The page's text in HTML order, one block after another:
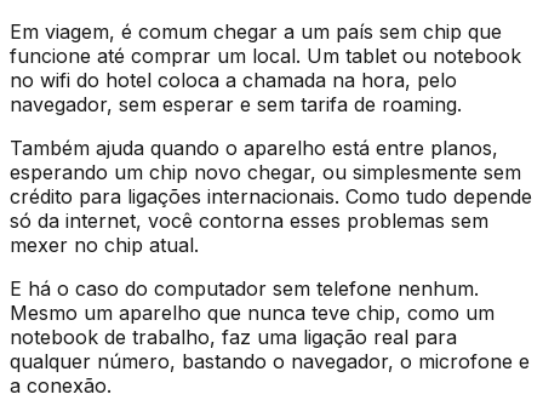
Em viagem, é comum chegar a um país sem chip que
funcione até comprar um local. Um tablet ou notebook
no wifi do hotel coloca a chamada na hora, pelo
navegador, sem esperar e sem tarifa de roaming.
Também ajuda quando o aparelho está entre planos,
esperando um chip novo chegar, ou simplesmente sem
crédito para ligações internacionais. Como tudo depende
só da internet, você contorna esses problemas sem
mexer no chip atual.
E há o caso do computador sem telefone nenhum.
Mesmo um aparelho que nunca teve chip, como um
notebook de trabalho, faz uma ligação real para
qualquer número, bastando o navegador, o microfone e
a conexão.